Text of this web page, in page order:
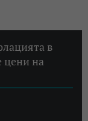
в
цени на